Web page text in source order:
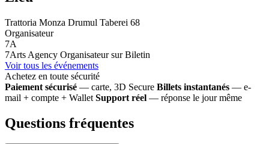
Trattoria Monza Drumul Taberei 68
Organisateur
7A
7Arts Agency Organisateur sur Biletin
Voir tous les événements
Achetez en toute sécurité
Paiement sécurisé — carte, 3D Secure Billets instantanés — e-
mail + compte + Wallet Support réel — réponse le jour même
Questions fréquentes